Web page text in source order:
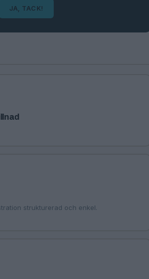
JA, TACK!
strukturerad och enkel.